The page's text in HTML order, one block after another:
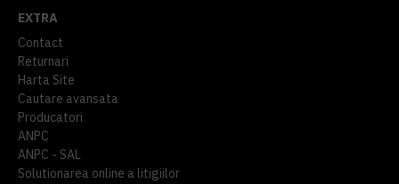
EXTRA
Contact
Returnari
Harta Site
Cautare avansata
Producatori
ANPC
ANPC - SAL
Solutionarea online a litigiilor